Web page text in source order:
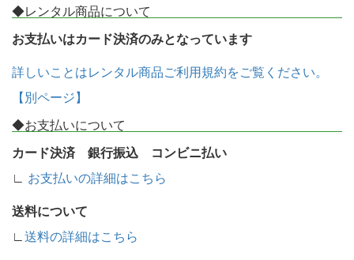
◆レンタル商品について
お支払いはカード決済のみとなっています
詳しいことはレンタル商品ご利用規約をご覧ください。
【別ページ】
◆お支払いについて
カード決済 銀行振込 コンビニ払い
∟ お支払いの詳細はこちら
送料について
∟送料の詳細はこちら